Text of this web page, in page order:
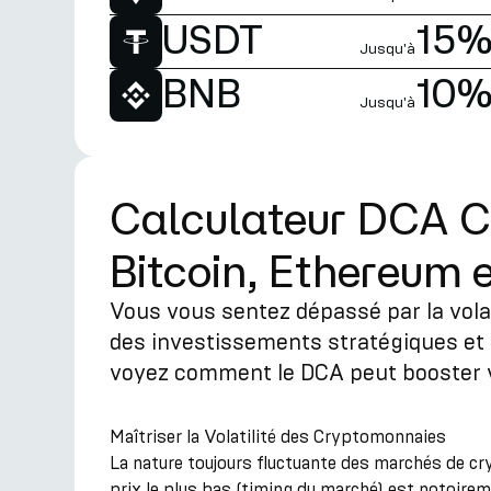
USDT
Jusqu'à
BNB
Jusqu'à
Calculateur DCA
Bitcoin, Ethereum
Vous vous sentez dépassé par la
des investissements stratégiques
voyez comment le DCA peut
Maîtriser la Volatilité des Cryptomonnaies
La nature toujours fluctuante des marchés de